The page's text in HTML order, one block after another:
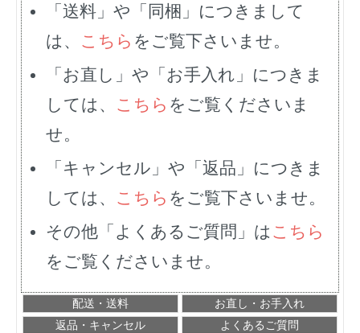
「送料」や「同梱」につきまして
は、 こちら をご覧下さいませ。
「お直し」や「お手入れ」につきま
しては、 こちら をご覧くださいま
せ。
「キャンセル」や「返品」につきま
しては、 こちら をご覧下さいませ。
その他「よくあるご質問」は こちら
をご覧くださいませ。
配送・送料
お直し・お手入れ
返品・キャンセル
よくあるご質問